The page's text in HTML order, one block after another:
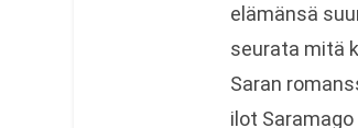
elämänsä
seurata mitä
Saran
ilot